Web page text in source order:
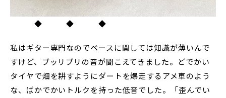
◆ ◆ ◆
私はギター専門なのでベースに関しては知識が薄いんで
すけど、ブッリブリの音が聞こえてきました。どでかい
タイヤで畑を耕すようにダートを爆走するアメ車のよう
な、ばかでかいトルクを持った低音でした。「歪んでい